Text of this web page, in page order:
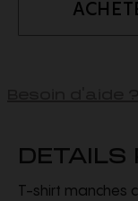
DETAILS
T-shirt manches